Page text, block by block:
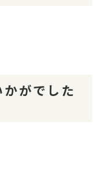
がでした